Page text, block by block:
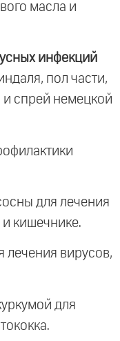
масла и
инфекций
пол части,
и спрей немецкой
для лечения
кишечнике.
лечения вирусов,
для